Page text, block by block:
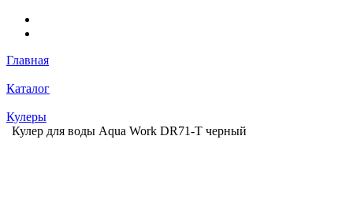
Главная
Каталог
Кулеры
Кулер для воды Aqua Work DR71-T черный